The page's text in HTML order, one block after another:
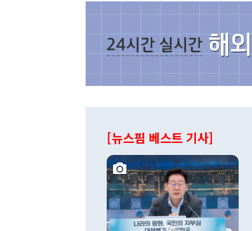
[뉴스핌 베스트 기사]